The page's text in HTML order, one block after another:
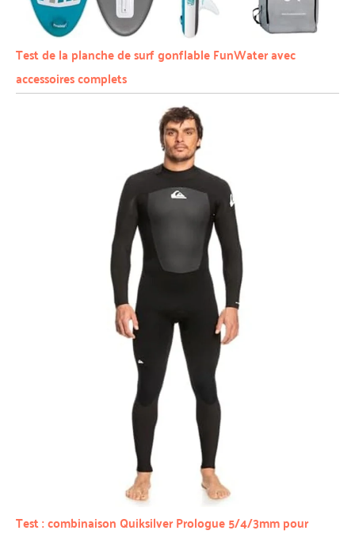
Test de la planche de surf gonflable FunWater avec
accessoires complets
Test : combinaison Quiksilver Prologue 5/4/3mm pour